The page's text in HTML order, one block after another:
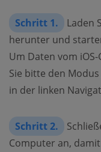
Schritt 1.
Laden
herunter und
Um Daten vom
Sie bitte den Modus
in der linken
Schritt 2.
Computer an,